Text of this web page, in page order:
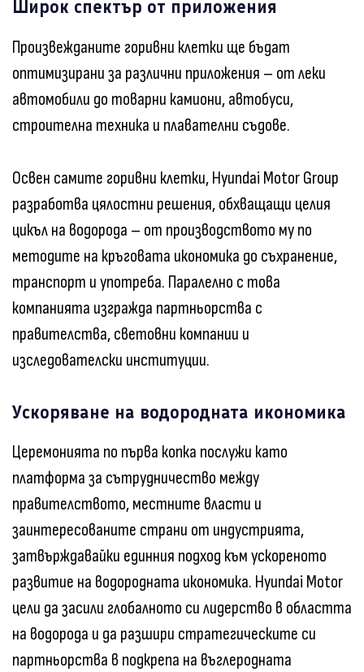
Широк спектър от приложения
Произвежданите горивни клетки ще бъдат
оптимизирани за различни приложения – от леки
автомобили до товарни камиони, автобуси,
строителна техника и плавателни съдове.
Освен самите горивни клетки, Hyundai Motor Group
разработва цялостни решения, обхващащи целия
цикъл на водорода – от производството му по
методите на кръговата икономика до съхранение,
транспорт и употреба. Паралелно с това
компанията изгражда партньорства с
правителства, световни компании и
изследователски институции.
Ускоряване на водородната икономика
Церемонията по първа копка послужи като
платформа за сътрудничество между
правителството, местните власти и
заинтересованите страни от индустрията,
затвърждавайки единния подход към ускореното
развитие на водородната икономика. Hyundai Motor
цели да засили глобалното си лидерство в областта
на водорода и да разшири стратегическите си
партньорства в подкрепа на въглеродната